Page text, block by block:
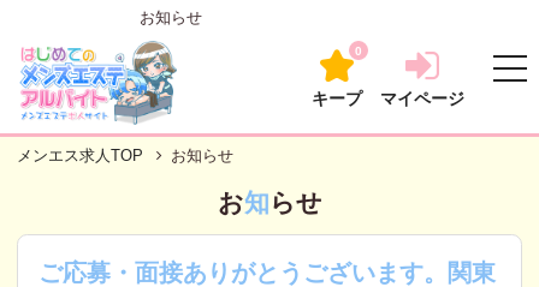
お知らせ
キープ
0
マイページ
メンエス求人TOP お知らせ
お知らせ
ご応募・面接ありがとうございます。関東